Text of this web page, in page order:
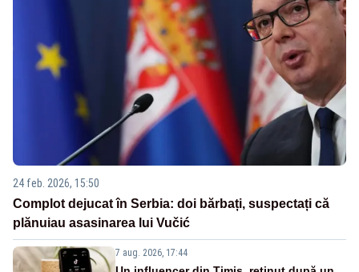
24 feb. 2026, 15:50
Complot dejucat în Serbia: doi bărbați, suspectați că
plănuiau asasinarea lui Vučić
7 aug. 2026, 17:44